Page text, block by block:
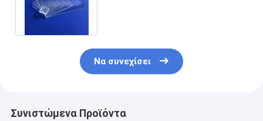
Να συνεχίσει
Συνιστώμενα Προϊόντα